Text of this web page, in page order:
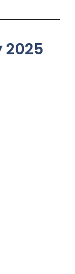
2025